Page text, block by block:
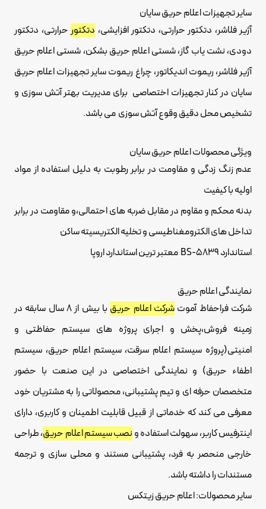
سایر تجهیزات اعلام حریق سایان
آژیر فلاشر، دتکتور حرارتی، دتکتور افزایشی، دتکتورحرارتی، دتکتور
دودی، نشت یاب گاز، شستی اعلام حریق بشکن، شستی اعلام حریق
آژیر فلاشر، ریموت اندیکاتور، چراغ ریموت سایر تجهیزات اعلام حریق
سایان در کنار تجهیزات اختصاصی برای مدیریت بهتر آتش سوزی و
تشخیص محل دقیق وقوع آتش سوزی می باشد.
ویژگی محصولات اعلام حریق سایان
عدم زنگ زدگی و مقاومت در برابر رطوبت به دلیل استفاده از مواد
اولیه با کیفیت
بدنه محکم و مقاوم در مقابل ضربه های احتمالی،و مقاومت در برابر
تداخل های الکترومغناطیسی و تخلیه الکتریسیته ساکن
استاندارد BS-5839 معتبر ترین استاندارد اروپا
نمایندگی اعلام حریق
شرکت فراحفاظ آموت شرکت اعلام حریق
با بیش از 8 سال سابقه در
زمینه فروش،پخش و اجرای پروژه های سیستم حفاظتی و
امنیتی(پروژه سیستم اعلام سرقت، سیستم اعلام حریق، سیستم
اطفاء حریق) و نمایندگی اختصاصی در این صنعت با حضور
متخصصان حرفه ای و تیم پشتیبانی، محصولاتی را به مشتریان خود
معرفی می کند که خدماتی از قبیل قابلیت اطمینان و کاربری، دارای
اینترفیس کاربر، سهولت استفاده و نصب سیستم اعلام حریق، طراحی
خارجی منحصر به فرد، پشتیبانی مستند و محلی سازی و ترجمه
مستندات را داشته باشد.
سایر محصولات:اعلام حریق زیتکس